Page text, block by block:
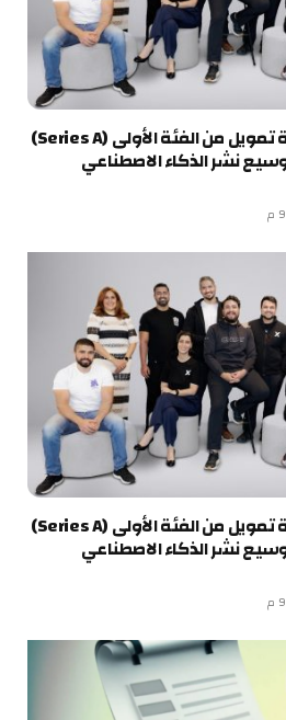
CNTXT AI تُنجز إغلاق جولة تمويل من الفئة الأولى (Series A)
لتوسيع نشر الذكاء الاصطناعي
CNTXT AI تُنجز إغلاق جولة تمويل من الفئة الأولى (Series A)
لتوسيع نشر الذكاء الاصطناعي